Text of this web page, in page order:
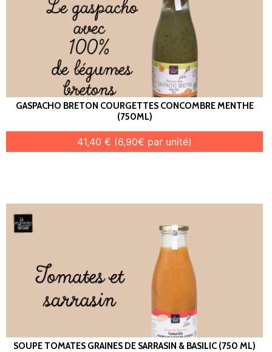
GASPACHO BRETON COURGETTES CONCOMBRE MENTHE
(750ML)
41,40 € (6,90€ par unité)
SOUPE TOMATES GRAINES DE SARRASIN & BASILIC (750 ML)